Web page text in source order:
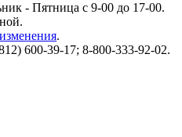
- Пятница с 9-00 до 17-00.
изменения.
600-39-17; 8-800-333-92-02.